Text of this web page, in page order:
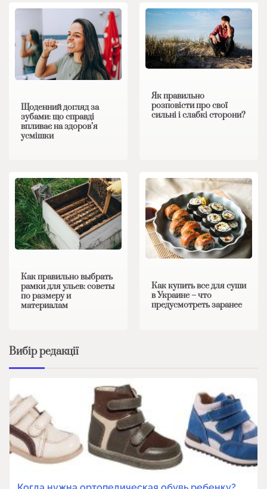
Щоденний догляд за
зубами: що справді
впливає на здоров’я
усмішки
Як правильно
розповісти про свої
сильні і слабкі сторони?
Как правильно выбрать
рамки для ульев: советы
по размеру и
материалам
Как купить все для суши
в Украине – что
предусмотреть заранее
Вибір редакції